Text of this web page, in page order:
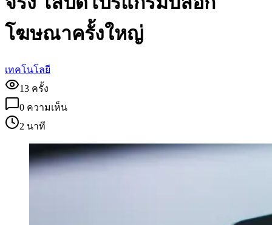
โฆษณาครั้งใหญ่
เทคโนโลยี
13 ครั้ง
0 ความเห็น
2 นาที